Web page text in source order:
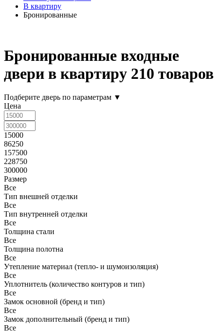
В квартиру
Бронированные
Бронированные входные
двери в квартиру 210 товаров
Подберите дверь по параметрам ▼
Цена
15000
86250
157500
228750
300000
Размер
Все
Тип внешней отделки
Все
Тип внутренней отделки
Все
Толщина стали
Все
Толщина полотна
Все
Утепление материал (тепло- и шумоизоляция)
Все
Уплотнитель (количество контуров и тип)
Все
Замок основной (бренд и тип)
Все
Замок дополнительный (бренд и тип)
Все